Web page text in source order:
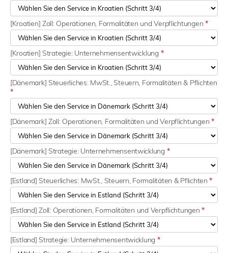
[Kroatien] Zoll: Operationen, Formalitäten und Verpflichtungen *
[Kroatien] Strategie: Unternehmensentwicklung *
[Dänemark] Steuerliches: MwSt., Steuern, Formalitäten & Pflichten
*
[Dänemark] Zoll: Operationen, Formalitäten und Verpflichtungen *
[Dänemark] Strategie: Unternehmensentwicklung *
[Estland] Steuerliches: MwSt., Steuern, Formalitäten & Pflichten*
[Estland] Zoll: Operationen, Formalitäten und Verpflichtungen*
[Estland] Strategie: Unternehmensentwicklung *